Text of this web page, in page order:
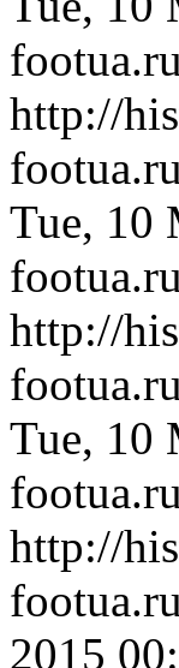
http://
Tue, 10
http://
Tue, 10
http://
2015